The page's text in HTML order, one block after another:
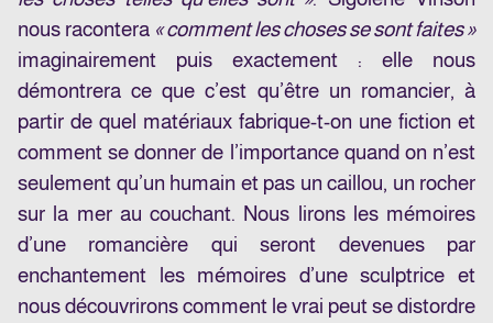
nous racontera « comment les choses se sont faites »
imaginairement puis exactement : elle nous
démontrera ce que c’est qu’être un romancier, à
partir de quel matériaux fabrique-t-on une fiction et
comment se donner de l’importance quand on n’est
seulement qu’un humain et pas un caillou, un rocher
sur la mer au couchant. Nous lirons les mémoires
d’une romancière qui seront devenues par
enchantement les mémoires d’une sculptrice et
nous découvrirons comment le vrai peut se distordre